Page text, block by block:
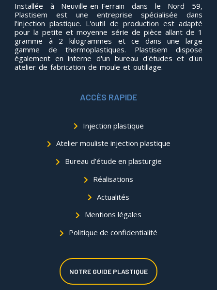
Installée à Neuville-en-Ferrain dans le Nord 59,
Plastisem est une entreprise spécialisée dans
l'injection plastique. L'outil de production est adapté
pour la petite et moyenne série de pièce allant de 1
gramme à 2 kilogrammes et ce dans une large
gamme de thermoplastiques. Plastisem dispose
également en interne d'un bureau d'études et d'un
atelier de fabrication de moule et outillage.
ACCÈS RAPIDE
Injection plastique
Atelier mouliste injection plastique
Bureau d’étude en plasturgie
Réalisations
Actualités
Mentions légales
Politique de confidentialité
NOTRE GUIDE PLASTIQUE